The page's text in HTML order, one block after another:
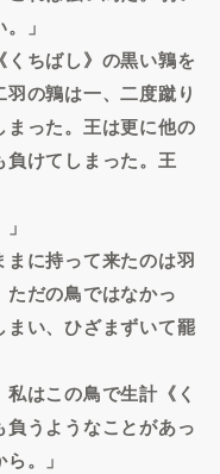
」
ちばし》の黒い鶉を
の鶉は一、二度蹴り
った。王は更に他の
負けてしまった。王
に持って来たのは羽
だの鳥ではなかっ
い、ひざまずいて罷
私はこの鳥で生計《く
うようなことがあっ
。」